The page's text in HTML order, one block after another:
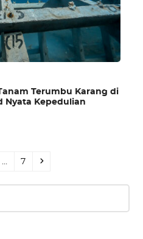
Terumbu Karang di
Nyata Kepedulian
Page
7 Next